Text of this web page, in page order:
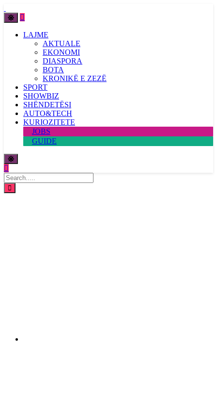
LAJME
AKTUALE
EKONOMI
DIASPORA
BOTA
KRONIKË E ZEZË
SPORT
SHOWBIZ
SHËNDETËSI
AUTO&TECH
KURIOZITETE
JOBS
GUIDE